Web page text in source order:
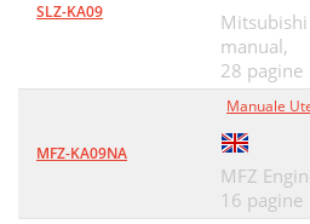
SLZ-KA09
Mitsubishi
manual,
28 pagine
MFZ-KA09NA
Manuale
MFZ
16 pagine